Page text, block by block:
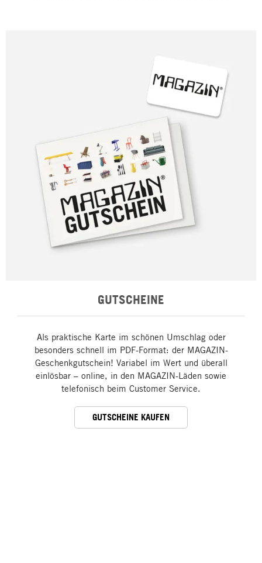
GUTSCHEINE
Als praktische Karte im schönen Umschlag oder
besonders schnell im PDF-Format: der MAGAZIN-
Geschenkgutschein! Variabel im Wert und überall
einlösbar – online, in den MAGAZIN-Läden sowie
telefonisch beim Customer Service.
GUTSCHEINE KAUFEN